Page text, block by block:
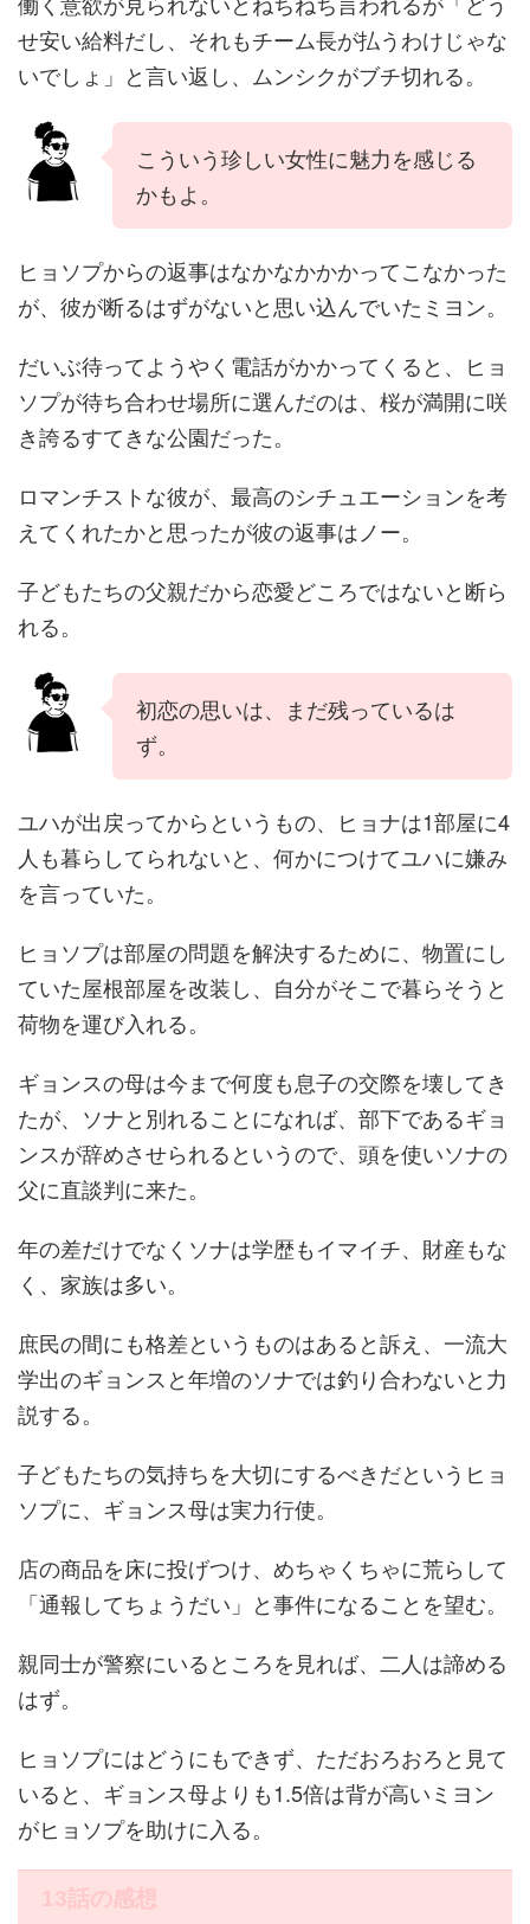
せ安い給料だし、それもチーム長が払うわけじゃな
いでしょ」と言い返し、ムンシクがブチ切れる。
こういう珍しい女性に魅力を感じる
かもよ。
ヒョソプからの返事はなかなかかかってこなかった
が、彼が断るはずがないと思い込んでいたミヨン。
だいぶ待ってようやく電話がかかってくると、ヒョ
ソプが待ち合わせ場所に選んだのは、桜が満開に咲
き誇るすてきな公園だった。
ロマンチストな彼が、最高のシチュエーションを考
えてくれたかと思ったが彼の返事はノー。
子どもたちの父親だから恋愛どころではないと断ら
れる。
初恋の思いは、まだ残っているは
ず。
ユハが出戻ってからというもの、ヒョナは1部屋に4
人も暮らしてられないと、何かにつけてユハに嫌み
を言っていた。
ヒョソプは部屋の問題を解決するために、物置にし
ていた屋根部屋を改装し、自分がそこで暮らそうと
荷物を運び入れる。
ギョンスの母は今まで何度も息子の交際を壊してき
たが、ソナと別れることになれば、部下であるギョ
ンスが辞めさせられるというので、頭を使いソナの
父に直談判に来た。
年の差だけでなくソナは学歴もイマイチ、財産もな
く、家族は多い。
庶民の間にも格差というものはあると訴え、一流大
学出のギョンスと年増のソナでは釣り合わないと力
説する。
子どもたちの気持ちを大切にするべきだというヒョ
ソプに、ギョンス母は実力行使。
店の商品を床に投げつけ、めちゃくちゃに荒らして
「通報してちょうだい」と事件になることを望む。
親同士が警察にいるところを見れば、二人は諦める
はず。
ヒョソプにはどうにもできず、ただおろおろと見て
いると、ギョンス母よりも1.5倍は背が高いミヨン
がヒョソプを助けに入る。
13話の感想